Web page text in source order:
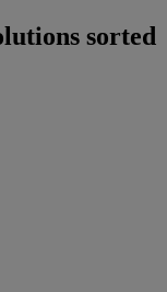
sorted